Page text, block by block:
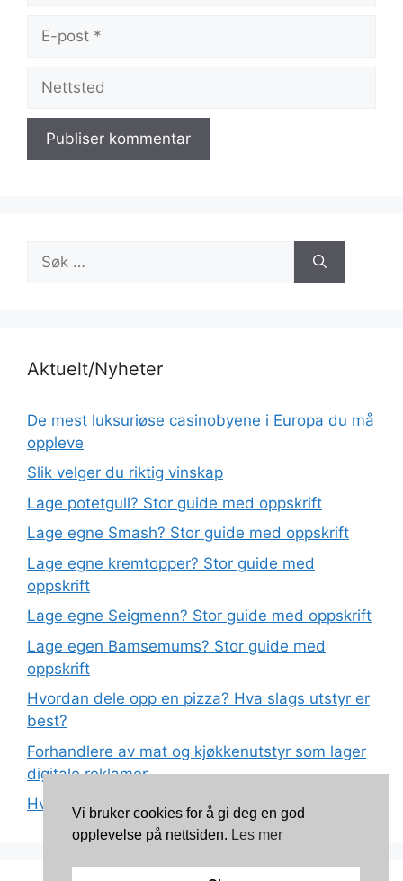
post
etter:
Aktuelt/Nyheter
De mest luksuriøse casinobyene i Europa du må
oppleve
Slik velger du riktig vinskap
Lage potetgull? Stor guide med oppskrift
Lage egne Smash? Stor guide med oppskrift
Lage egne kremtopper? Stor guide med
oppskrift
Lage egne Seigmenn? Stor guide med oppskrift
Lage egen Bamsemums? Stor guide med
oppskrift
Hvordan dele opp en pizza? Hva slags utstyr er
best?
Forhandlere av mat og kjøkkenutstyr som lager
digitale reklamer
Hva betyr det at plast har matkvalitet?
Vi bruker cookies for å gi deg en god
opplevelse på nettsiden. Les mer